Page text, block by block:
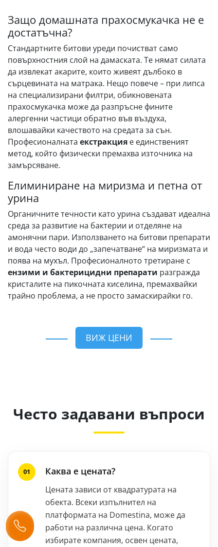
Защо домашната прахосмукачка не е
достатъчна?
Стандартните битови уреди почистват само
повърхностния слой на дамаската. Те нямат силата
да извлекат акарите, които живеят дълбоко в
сърцевината на матрака. Нещо повече – при липса
на специализирани филтри, обикновената
прахосмукачка може да разпръсне фините
алергенни частици обратно във въздуха,
влошавайки качеството на средата за сън.
Професионалната екстракция е единственият
метод, който физически премахва източника на
замърсяване.
Елиминиране на миризма и петна от
урина
Органичните течности като урина създават идеална
среда за развитие на бактерии и отделяне на
амонячни пари. Използването на битови препарати
и вода често води до „запечатване“ на миризмата и
поява на мухъл. Професионалното третиране с
ензими и бактерицидни препарати разгражда
кристалите на пикочната киселина, премахвайки
трайно проблема, а не просто замаскирайки го.
ВИЖ ЦЕНИ
Често задавани въпроси
Каква е цената?
Цената зависи от квадратурата на
обекта. Всеки изпълнител на
платформата на Domestina, може да
работи на различна цена. Когато
избирате компания, освен цената,